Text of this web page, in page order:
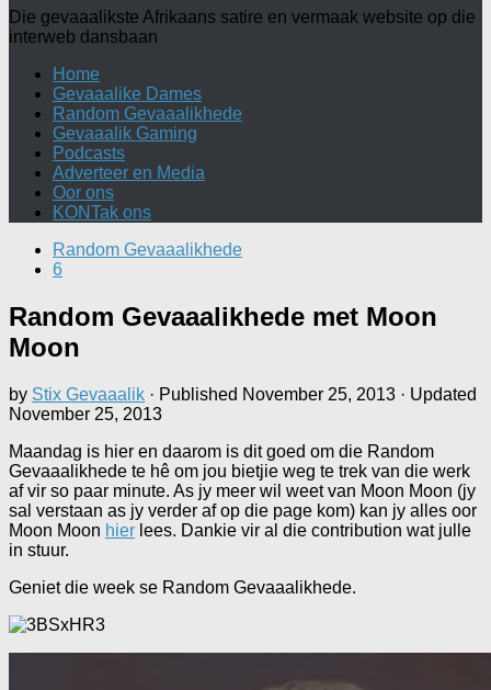
Die gevaaalikste Afrikaans satire en vermaak website op die
interweb dansbaan
Home
Gevaaalike Dames
Random Gevaaalikhede
Gevaaalik Gaming
Podcasts
Adverteer en Media
Oor ons
KONTak ons
Random Gevaaalikhede
6
Random Gevaaalikhede met Moon
Moon
by Stix Gevaaalik · Published November 25, 2013 · Updated
November 25, 2013
Maandag is hier en daarom is dit goed om die Random
Gevaaalikhede te hê om jou bietjie weg te trek van die werk
af vir so paar minute. As jy meer wil weet van Moon Moon (jy
sal verstaan as jy verder af op die page kom) kan jy alles oor
Moon Moon hier lees. Dankie vir al die contribution wat julle
in stuur.
Geniet die week se Random Gevaaalikhede.